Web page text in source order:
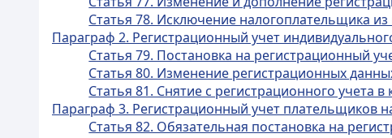
Статья 78. Исключение налогоплательщика
Параграф 2. Регистрационный учет
Статья 79. Постановка на регистрационный
Статья 80. Изменение регистрационных
Статья 81. Снятие с регистрационного учета
Параграф 3. Регистрационный учет плательщиков
Статья 82. Обязательная постановка на